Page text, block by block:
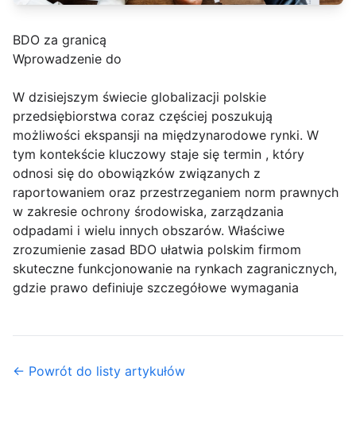
BDO za granicą
Wprowadzenie do
W dzisiejszym świecie globalizacji polskie
przedsiębiorstwa coraz częściej poszukują
możliwości ekspansji na międzynarodowe rynki. W
tym kontekście kluczowy staje się termin , który
odnosi się do obowiązków związanych z
raportowaniem oraz przestrzeganiem norm prawnych
w zakresie ochrony środowiska, zarządzania
odpadami i wielu innych obszarów. Właściwe
zrozumienie zasad BDO ułatwia polskim firmom
skuteczne funkcjonowanie na rynkach zagranicznych,
gdzie prawo definiuje szczegółowe wymagania
← Powrót do listy artykułów